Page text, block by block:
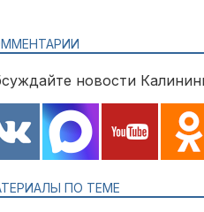
новости
ПО ТЕМЕ